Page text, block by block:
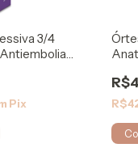
3/4
Pix